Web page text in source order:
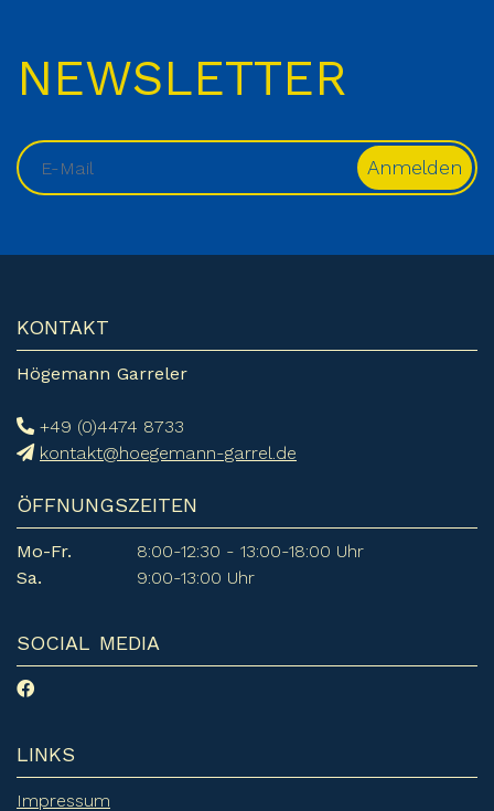
NEWSLETTER
KONTAKT
Högemann Garreler
+49 (0)4474 8733
kontakt@hoegemann-garrel.de
ÖFFNUNGSZEITEN
Mo-Fr.
8:00-12:30 - 13:00-18:00 Uhr
Sa.
9:00-13:00 Uhr
SOCIAL MEDIA
LINKS
Impressum